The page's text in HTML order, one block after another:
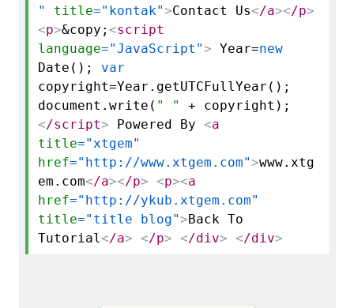
"
title="kontak">Contact Us</a></p>
<p>&copy; <script
language="JavaScript"> Year=new
Date(); var
copyright=Year. getUTCFullYear ();
document. write ( " "
+ copyright);
</script> Powered By <a
title="xtgem"
href="http://www.xtgem.com">www.xtg
em.com</a></p> <p><a
href="http://ykub.xtgem.com"
title="title blog">Back To
Tutorial</a> </p> </div> </div>